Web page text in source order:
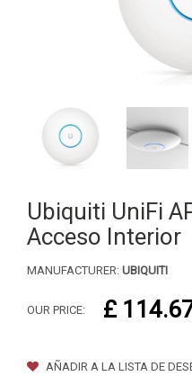
Ubiquiti UniFi
Acceso Interior
MANUFACTURER: UBIQUITI
OUR PRICE: £
AÑADIR A LA LISTA DE